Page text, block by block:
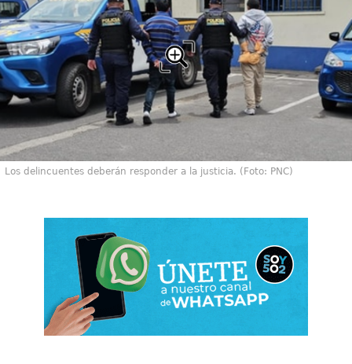
Los delincuentes deberán responder a la justicia. (Foto: PNC)